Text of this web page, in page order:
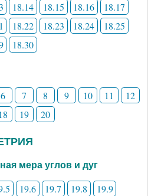
18.14 18.15 18.16
18.17
18.22 18.23 18.24
18.25
18.30
6 7 8 9 10 11
12
18 19 20
мера углов и дуг
19.6 19.7 19.8
19.9